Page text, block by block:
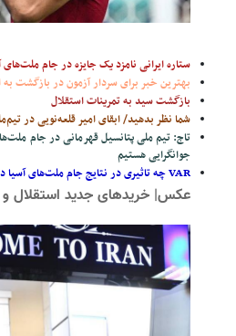
ستاره ایرانی نامزد یک جایزه در جام ملت‌های
بهترین خبر برای سردار آزمون در بازگشت به
بازگشت سید به تمرینات استقلال
شما نظر بدهید/ ابقای امیر قلعه‌نویی در
تاج: تیم ملی پتانسیل قهرمانی در جام
جوانگرایی هستیم
VAR چه تاثیری در نتایج جام ملت‌های آسیا داشت؟
عکس| خریدهای جدید استقلال